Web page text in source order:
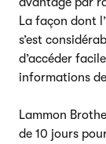
La façon dont
s’est
d’accéder
informations
Lammon
de 10 jours